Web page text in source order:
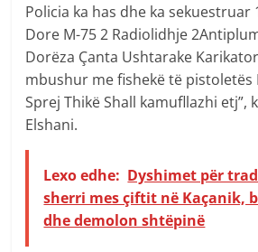
Policia ka has dhe ka sekuestruar
Dore M-75 2 Radiolidhje
Dorëza Çanta Ushtarake
mbushur me fishekë të pistoletës
Sprej Thikë Shall kamufllazhi etj”,
Elshani.
Lexo edhe: Dyshimet për
sherri mes çiftit në Kaçanik,
dhe demolon shtëpinë